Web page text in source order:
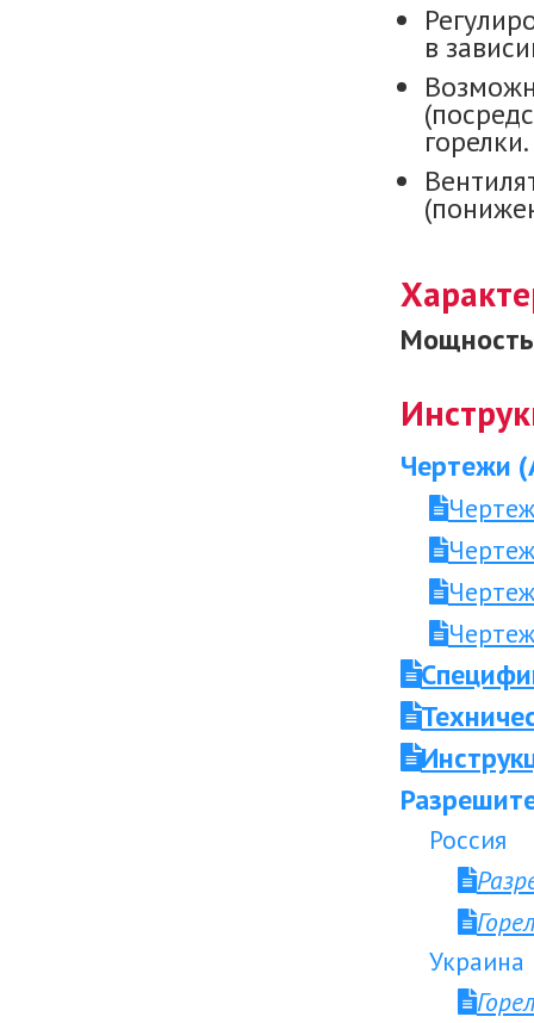
в
горелки.
Мощность
Чертежи
Россия
Украина